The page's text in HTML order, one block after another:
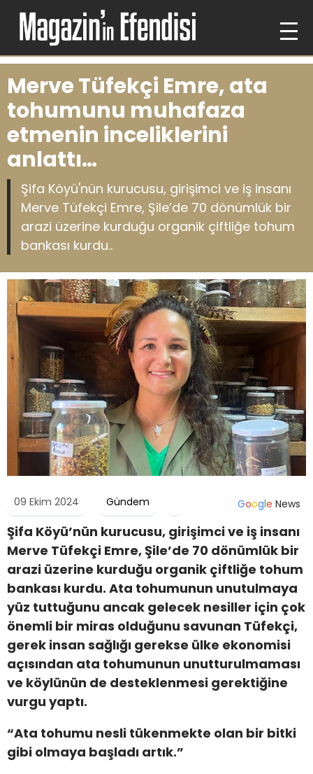
Merve Tüfekçi Emre, ata
tohumunu muhafaza
etmenin inceliklerini
anlattı…
Şifa Köyü'nün kurucusu, girişimci ve iş insanı
Merve Tüfekçi Emre, Şile’de 70 dönümlük bir
arazi üzerine kurduğu organik çiftliğe tohum
bankası kurdu..
09 Ekim 2024 Gündem Google News
Şifa Köyü’nün kurucusu, girişimci ve iş insanı
Merve Tüfekçi Emre, Şile’de 70 dönümlük bir
arazi üzerine kurduğu organik çiftliğe tohum
bankası kurdu. Ata tohumunun unutulmaya
yüz tuttuğunu ancak gelecek nesiller için çok
önemli bir miras olduğunu savunan Tüfekçi,
gerek insan sağlığı gerekse ülke ekonomisi
açısından ata tohumunun unutturulmaması
ve köylünün de desteklenmesi gerektiğine
vurgu yaptı.
“Ata tohumu nesli tükenmekte olan bir bitki
gibi olmaya başladı artık.”